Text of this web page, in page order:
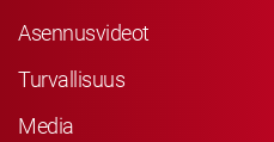
Asennusvideot
Turvallisuus
Media